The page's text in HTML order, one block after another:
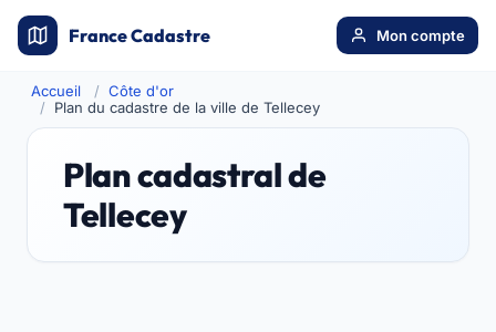
France Cadastre Mon compte
Accueil
Côte d'or
Plan du cadastre de la ville de Tellecey
Plan cadastral de
Tellecey